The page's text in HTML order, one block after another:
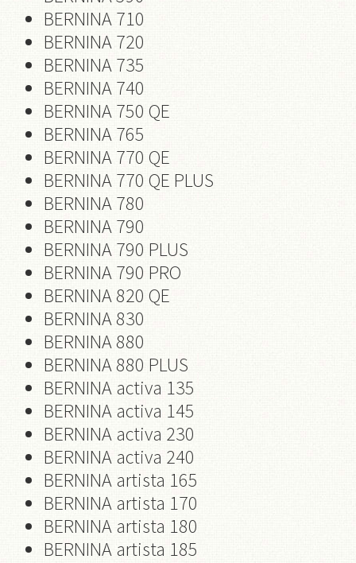
BERNINA 710
BERNINA 720
BERNINA 735
BERNINA 740
BERNINA 750 QE
BERNINA 765
BERNINA 770 QE
BERNINA 770 QE PLUS
BERNINA 780
BERNINA 790
BERNINA 790 PLUS
BERNINA 790 PRO
BERNINA 820 QE
BERNINA 830
BERNINA 880
BERNINA 880 PLUS
BERNINA activa 135
BERNINA activa 145
BERNINA activa 230
BERNINA activa 240
BERNINA artista 165
BERNINA artista 170
BERNINA artista 180
BERNINA artista 185